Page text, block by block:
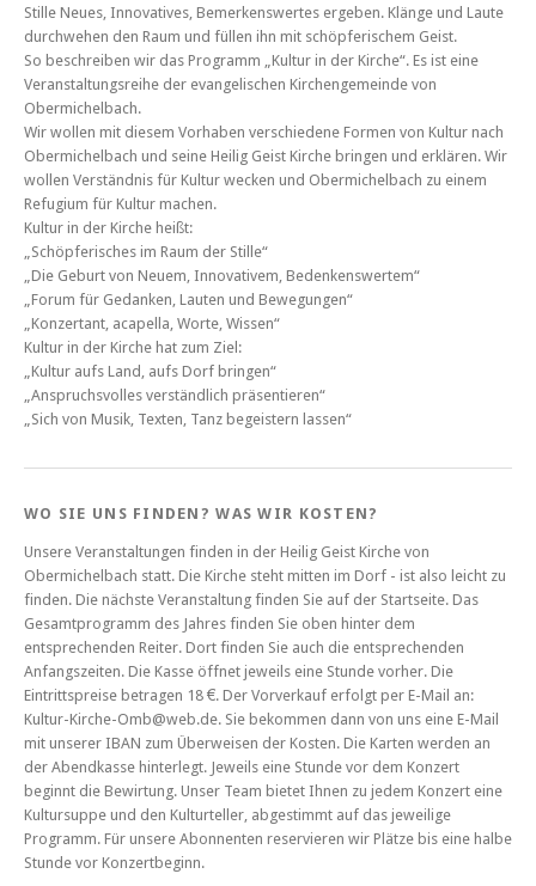
Stille Neues, Innovatives, Bemerkenswertes ergeben. Klänge und Laute
durchwehen den Raum und füllen ihn mit schöpferischem Geist.
So beschreiben wir das Programm „Kultur in der Kirche“. Es ist eine
Veranstaltungsreihe der evangelischen Kirchengemeinde von
Obermichelbach.
Wir wollen mit diesem Vorhaben verschiedene Formen von Kultur nach
Obermichelbach und seine Heilig Geist Kirche bringen und erklären. Wir
wollen Verständnis für Kultur wecken und Obermichelbach zu einem
Refugium für Kultur machen.
Kultur in der Kirche heißt:
„Schöpferisches im Raum der Stille“
„Die Geburt von Neuem, Innovativem, Bedenkenswertem“
„Forum für Gedanken, Lauten und Bewegungen“
„Konzertant, acapella, Worte, Wissen“
Kultur in der Kirche hat zum Ziel:
„Kultur aufs Land, aufs Dorf bringen“
„Anspruchsvolles verständlich präsentieren“
„Sich von Musik, Texten, Tanz begeistern lassen“
WO SIE UNS FINDEN? WAS WIR KOSTEN?
Unsere Veranstaltungen finden in der Heilig Geist Kirche von
Obermichelbach statt. Die Kirche steht mitten im Dorf - ist also leicht zu
finden. Die nächste Veranstaltung finden Sie auf der Startseite. Das
Gesamtprogramm des Jahres finden Sie oben hinter dem
entsprechenden Reiter. Dort finden Sie auch die entsprechenden
Anfangszeiten. Die Kasse öffnet jeweils eine Stunde vorher. Die
Eintrittspreise betragen 18 €. Der Vorverkauf erfolgt per E-Mail an:
Kultur-Kirche-Omb@web.de. Sie bekommen dann von uns eine E-Mail
mit unserer IBAN zum Überweisen der Kosten. Die Karten werden an
der Abendkasse hinterlegt. Jeweils eine Stunde vor dem Konzert
beginnt die Bewirtung. Unser Team bietet Ihnen zu jedem Konzert eine
Kultursuppe und den Kulturteller, abgestimmt auf das jeweilige
Programm. Für unsere Abonnenten reservieren wir Plätze bis eine halbe
Stunde vor Konzertbeginn.